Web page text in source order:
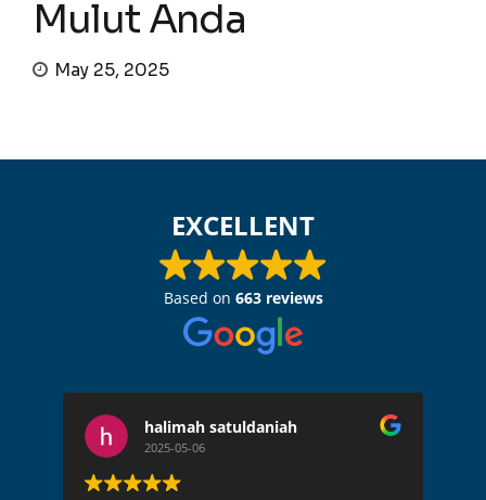
Mulut Anda
May 25, 2025
EXCELLENT
Based on 663 reviews
halimah satuldaniah
2025-05-06